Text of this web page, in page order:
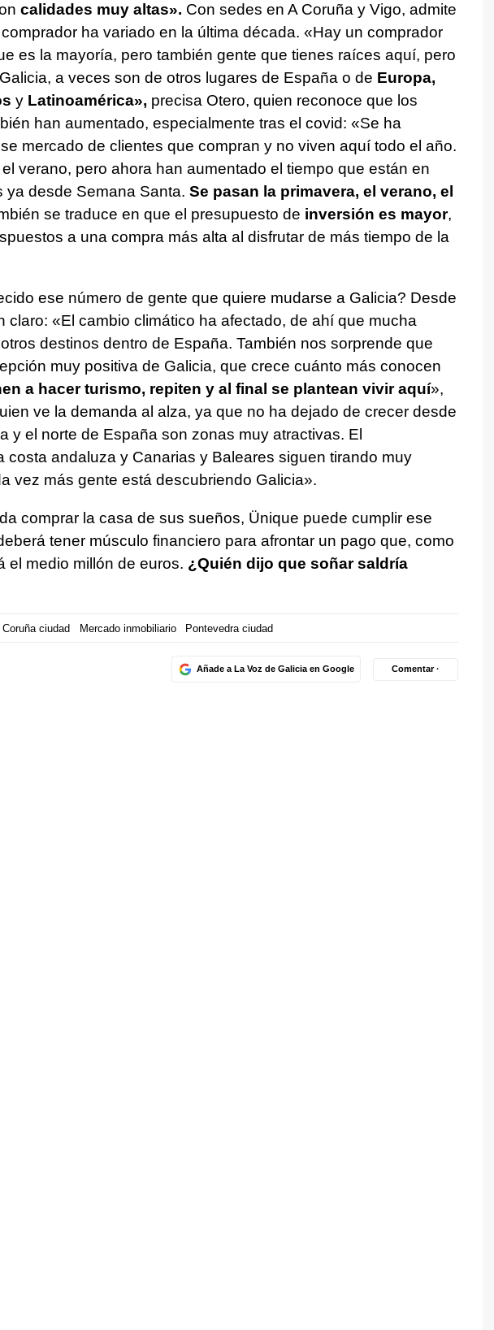
calidades muy altas». Con sedes en A Coruña y Vigo, admite
ha variado en la última década. «Hay un comprador
es la mayoría, pero también gente que tienes raíces aquí, pero
a veces son de otros lugares de España o de Europa,
y Latinoamérica», precisa Otero, quien reconoce que los
han aumentado, especialmente tras el covid: «Se ha
mercado de clientes que compran y no viven aquí todo el año.
verano, pero ahora han aumentado el tiempo que están en
ya desde Semana Santa. Se pasan la primavera, el verano, el
se traduce en que el presupuesto de inversión es mayor,
a una compra más alta al disfrutar de más tiempo de la
ese número de gente que quiere mudarse a Galicia? Desde
claro: «El cambio climático ha afectado, de ahí que mucha
destinos dentro de España. También nos sorprende que
muy positiva de Galicia, que crece cuánto más conocen
a hacer turismo, repiten y al final se plantean vivir aquí»,
ve la demanda al alza, ya que no ha dejado de crecer desde
y el norte de España son zonas muy atractivas. El
costa andaluza y Canarias y Baleares siguen tirando muy
vez más gente está descubriendo Galicia».
comprar la casa de sus sueños, Ünique puede cumplir ese
tener músculo financiero para afrontar un pago que, como
el medio millón de euros. ¿Quién dijo que soñar saldría
Coruña ciudad Mercado inmobiliario Pontevedra ciudad
Añade a La Voz de Galicia en Google Comentar ·